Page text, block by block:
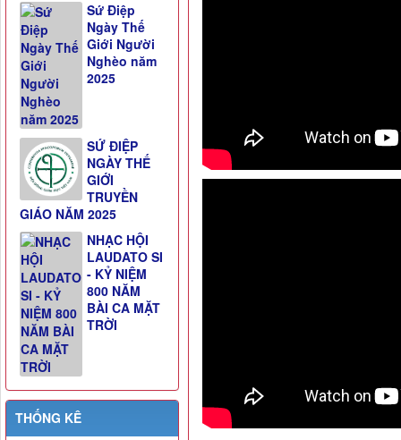
Sứ Điệp
Ngày Thế
Giới Người
Nghèo năm
2025
SỨ ĐIỆP
NGÀY THẾ
GIỚI
TRUYỀN
GIÁO NĂM 2025
NHẠC HỘI
LAUDATO SI
- KỶ NIỆM
800 NĂM
BÀI CA MẶT
TRỜI
THỐNG KÊ